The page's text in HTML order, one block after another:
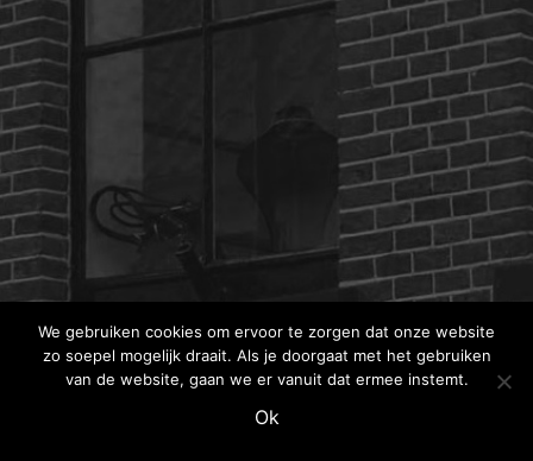
We gebruiken cookies om ervoor te zorgen dat onze website
zo soepel mogelijk draait. Als je doorgaat met het gebruiken
van de website, gaan we er vanuit dat ermee instemt.
Ok